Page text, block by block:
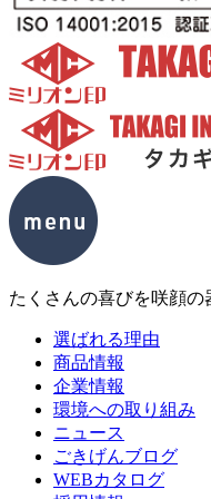
たくさんの喜びを咲顔の
選ばれる理由
商品情報
企業情報
環境への取り組み
ニュース
ごきげんブログ
WEBカタログ